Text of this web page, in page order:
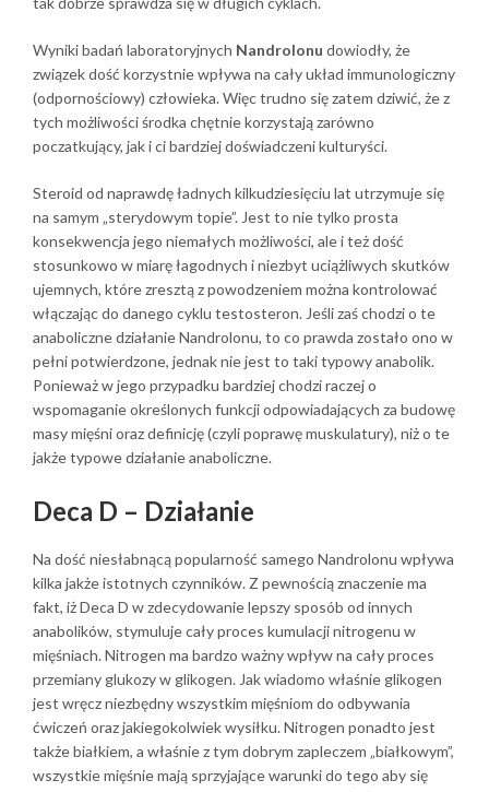
Wyniki badań laboratoryjnych Nandrolonu dowiodły, że
związek dość korzystnie wpływa na cały układ immunologiczny
(odpornościowy) człowieka. Więc trudno się zatem dziwić, że z
tych możliwości środka chętnie korzystają zarówno
poczatkujący, jak i ci bardziej doświadczeni kulturyści.
Steroid od naprawdę ładnych kilkudziesięciu lat utrzymuje się
na samym „sterydowym topie”. Jest to nie tylko prosta
konsekwencja jego niemałych możliwości, ale i też dość
stosunkowo w miarę łagodnych i niezbyt uciążliwych skutków
ujemnych, które zresztą z powodzeniem można kontrolować
włączając do danego cyklu testosteron. Jeśli zaś chodzi o te
anaboliczne działanie Nandrolonu, to co prawda zostało ono w
pełni potwierdzone, jednak nie jest to taki typowy anabolik.
Ponieważ w jego przypadku bardziej chodzi raczej o
wspomaganie określonych funkcji odpowiadających za budowę
masy mięśni oraz definicję (czyli poprawę muskulatury), niż o te
jakże typowe działanie anaboliczne.
Deca D – Działanie
Na dość niesłabnącą popularność samego Nandrolonu wpływa
kilka jakże istotnych czynników. Z pewnością znaczenie ma
fakt, iż Deca D w zdecydowanie lepszy sposób od innych
anabolików, stymuluje cały proces kumulacji nitrogenu w
mięśniach. Nitrogen ma bardzo ważny wpływ na cały proces
przemiany glukozy w glikogen. Jak wiadomo właśnie glikogen
jest wręcz niezbędny wszystkim mięśniom do odbywania
ćwiczeń oraz jakiegokolwiek wysiłku. Nitrogen ponadto jest
także białkiem, a właśnie z tym dobrym zapleczem „białkowym”,
wszystkie mięśnie mają sprzyjające warunki do tego aby się